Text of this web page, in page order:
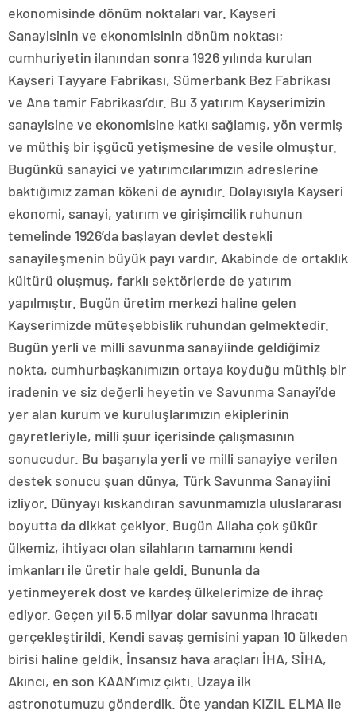
ekonomisinde dönüm noktaları var. Kayseri
Sanayisinin ve ekonomisinin dönüm noktası;
cumhuriyetin ilanından sonra 1926 yılında kurulan
Kayseri Tayyare Fabrikası, Sümerbank Bez Fabrikası
ve Ana tamir Fabrikası’dır. Bu 3 yatırım Kayserimizin
sanayisine ve ekonomisine katkı sağlamış, yön vermiş
ve müthiş bir işgücü yetişmesine de vesile olmuştur.
Bugünkü sanayici ve yatırımcılarımızın adreslerine
baktığımız zaman kökeni de aynıdır. Dolayısıyla Kayseri
ekonomi, sanayi, yatırım ve girişimcilik ruhunun
temelinde 1926’da başlayan devlet destekli
sanayileşmenin büyük payı vardır. Akabinde de ortaklık
kültürü oluşmuş, farklı sektörlerde de yatırım
yapılmıştır. Bugün üretim merkezi haline gelen
Kayserimizde müteşebbislik ruhundan gelmektedir.
Bugün yerli ve milli savunma sanayiinde geldiğimiz
nokta, cumhurbaşkanımızın ortaya koyduğu müthiş bir
iradenin ve siz değerli heyetin ve Savunma Sanayi’de
yer alan kurum ve kuruluşlarımızın ekiplerinin
gayretleriyle, milli şuur içerisinde çalışmasının
sonucudur. Bu başarıyla yerli ve milli sanayiye verilen
destek sonucu şuan dünya, Türk Savunma Sanayiini
izliyor. Dünyayı kıskandıran savunmamızla uluslararası
boyutta da dikkat çekiyor. Bugün Allaha çok şükür
ülkemiz, ihtiyacı olan silahların tamamını kendi
imkanları ile üretir hale geldi. Bununla da
yetinmeyerek dost ve kardeş ülkelerimize de ihraç
ediyor. Geçen yıl 5,5 milyar dolar savunma ihracatı
gerçekleştirildi. Kendi savaş gemisini yapan 10 ülkeden
birisi haline geldik. İnsansız hava araçları İHA, SİHA,
Akıncı, en son KAAN’ımız çıktı. Uzaya ilk
astronotumuzu gönderdik. Öte yandan KIZIL ELMA ile